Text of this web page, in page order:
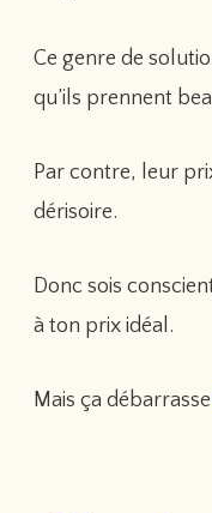
Ce genre de
qu’ils prennent
Par contre, leur
dérisoire.
Donc sois
à ton prix idéal.
Mais ça débarrasse